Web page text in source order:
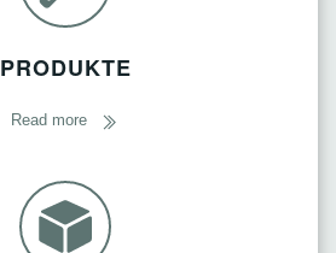
PRODUKTE
Read more